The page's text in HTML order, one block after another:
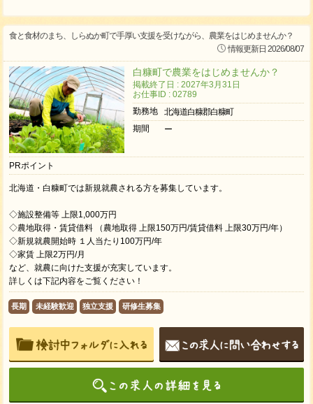
食と食材のまち、しらぬか町で手厚い支援を受けながら、農業をはじめませんか？
情報更新日 2026/08/07
白糠町で農業をはじめませんか？
掲載終了日 : 2027年3月31日
お仕事ID : 02789
勤務地
北海道白糠郡白糠町
期間
ー
PRポイント
北海道・白糠町では新規就農される方を募集しています。
◇施設整備等 上限1,000万円
◇農地取得・賃貸借料 （農地取得 上限150万円/賃貸借料 上限30万円/年）
◇新規就農開始時 １人当たり100万円/年
◇家賃 上限2万円/月
など、就農に向けた支援が充実しています。
詳しくは下記内容をご覧ください！
長期 未経験歓迎 独立支援 研修生募集